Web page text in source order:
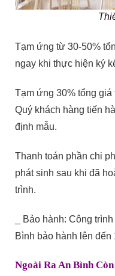
Tạm ứng từ 30-50%
ngay khi thực hiện ký
Tạm ứng 30% tổng
Quý khách hàng tiến
định mẫu.
Thanh toán phần chi
phát sinh sau khi đã
trình.
_ Bảo hành: Công
Bình bảo hành lên đến
Ngoài Ra An Bình